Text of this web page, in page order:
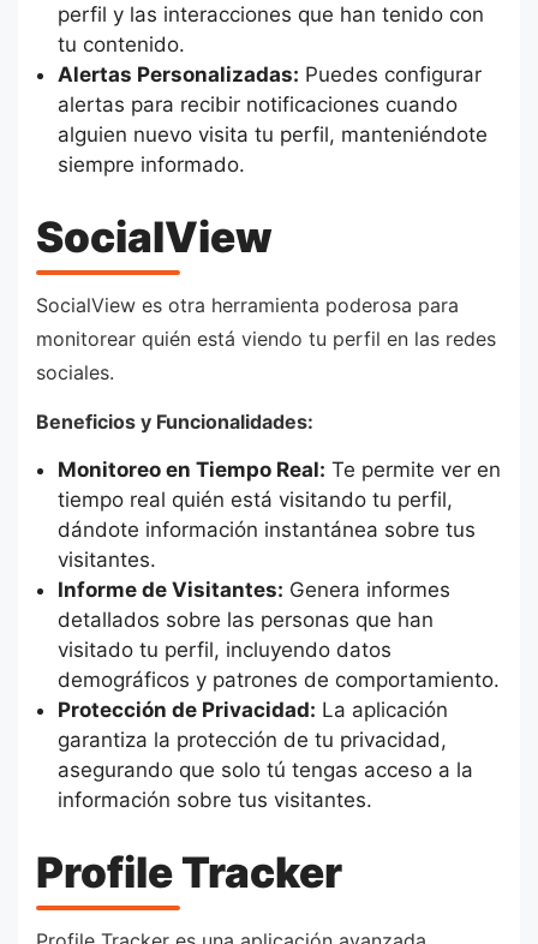
perfil y las interacciones que han tenido con
tu contenido.
Alertas Personalizadas: Puedes configurar
alertas para recibir notificaciones cuando
alguien nuevo visita tu perfil, manteniéndote
siempre informado.
SocialView
SocialView es otra herramienta poderosa para
monitorear quién está viendo tu perfil en las redes
sociales.
Beneficios y Funcionalidades:
Monitoreo en Tiempo Real: Te permite ver en
tiempo real quién está visitando tu perfil,
dándote información instantánea sobre tus
visitantes.
Informe de Visitantes: Genera informes
detallados sobre las personas que han
visitado tu perfil, incluyendo datos
demográficos y patrones de comportamiento.
Protección de Privacidad: La aplicación
garantiza la protección de tu privacidad,
asegurando que solo tú tengas acceso a la
información sobre tus visitantes.
Profile Tracker